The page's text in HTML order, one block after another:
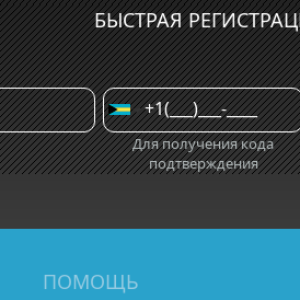
БЫСТРАЯ
Для получения кода
подтверждения
ПОМОЩЬ